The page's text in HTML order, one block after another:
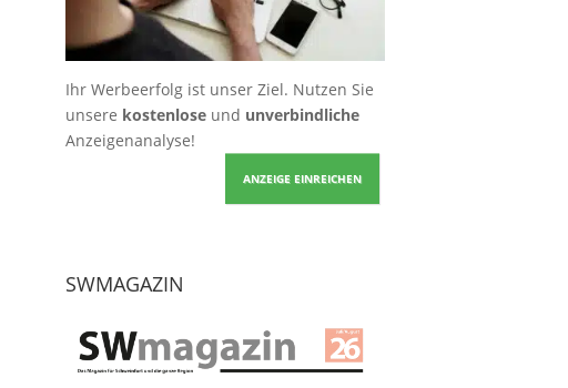
Ihr Werbeerfolg ist unser Ziel. Nutzen Sie
unsere kostenloseund unverbindliche
Anzeigenanalyse!
ANZEIGE EINREICHEN
SWMAGAZIN